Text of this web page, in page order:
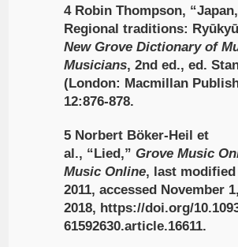
4 Robin Thompson,
Regional traditions:
New Grove Dictionary of
Musicians, 2nd ed., ed.
(London: Macmillan
12:876-878.
5 Norbert Böker-Heil et
al., “Lied,”Grove Music
Music Online, last modified
2011, accessed November 1,
2018, https://doi.org/
61592630.article.16611.